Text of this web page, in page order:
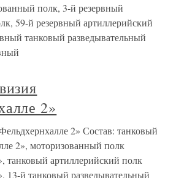
полк, 3-й резервный
59-й резервный артиллерийский
танковый разведывательный
2»
2» Состав: танковый
2», моторизованный полк
танковый артиллерийский полк
13-й танковый разведывательный